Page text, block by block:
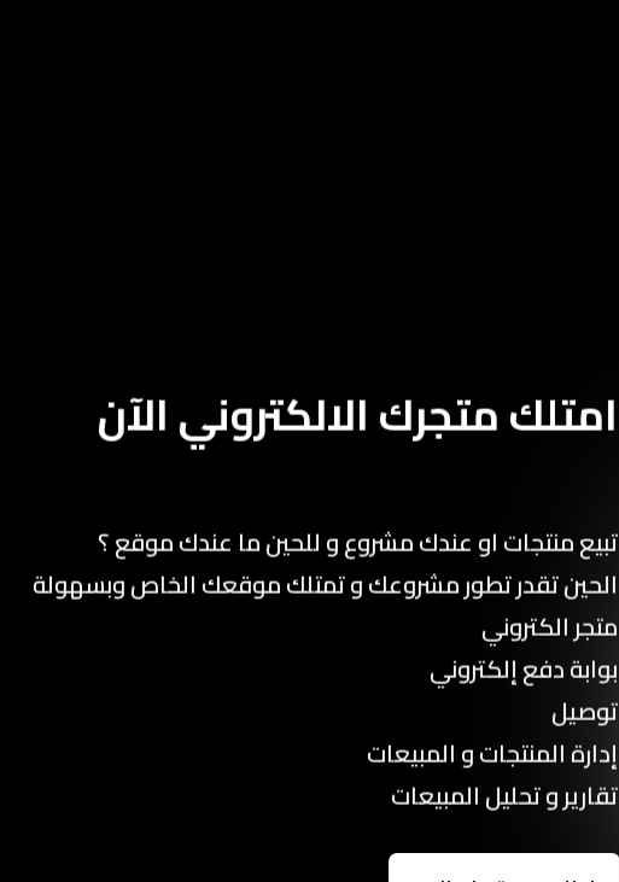
تبيع منتجات او عندك مشروع و للحين ما عندك موقع ؟
الحين تقدر تطور مشروعك و تمتلك موقعك الخاص وبسهولة
متجر الكتروني
بوابة دفع إلكتروني
توصيل
إدارة المنتجات و المبيعات
تقارير و تحليل المبيعات
امتلك متجرك الالكتروني الآن